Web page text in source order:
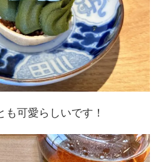
可愛らしいです！